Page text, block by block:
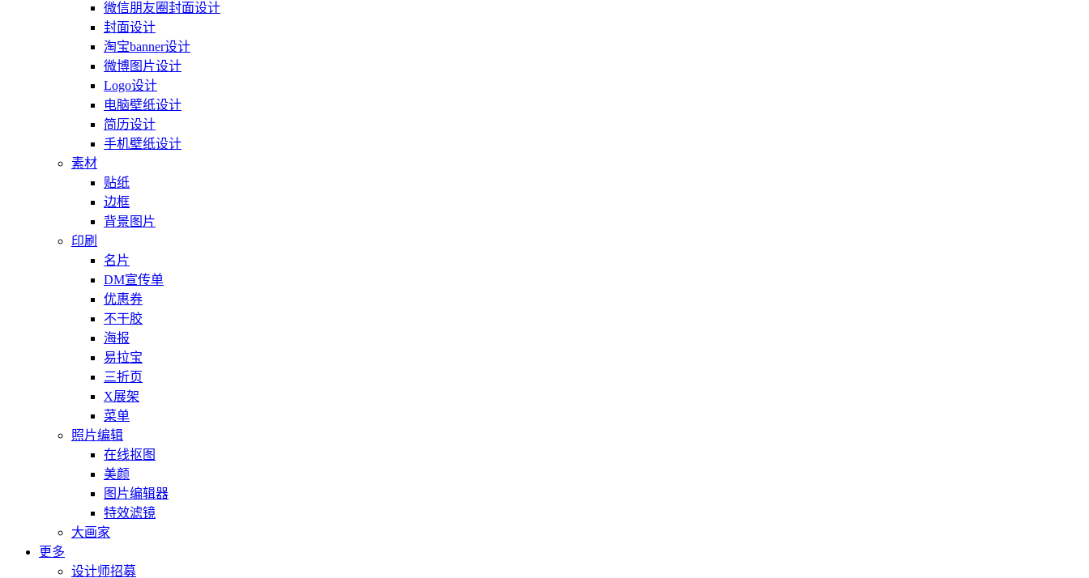
微信朋友圈封面设计
封面设计
淘宝banner设计
微博图片设计
Logo设计
电脑壁纸设计
简历设计
手机壁纸设计
素材
贴纸
边框
背景图片
印刷
名片
DM宣传单
优惠券
不干胶
海报
易拉宝
三折页
X展架
菜单
照片编辑
在线抠图
美颜
图片编辑器
特效滤镜
大画家
更多
设计师招募